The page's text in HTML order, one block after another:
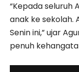
“Kepada seluruh
anak ke sekolah.
Senin ini,” ujar
penuh